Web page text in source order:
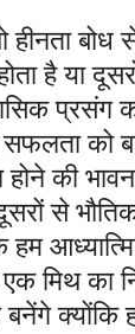
बोध
है या
सफलता को
की
से
मिथ का
क्योंकि